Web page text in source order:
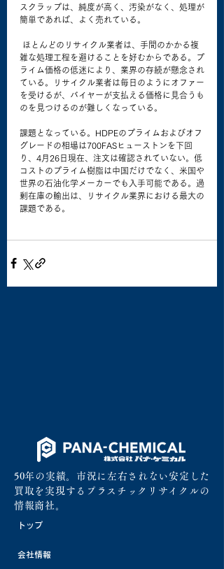
スクラップは、純度が高く、汚染がなく、処理が
簡単であれば、よく売れている。
雑な処理工程を避けることを好むからである。プ
ライム価格の低迷により、業界の存続が懸念され
ている。リサイクル業者は毎日のようにオファー
を受けるが、バイヤーが支払える価格に見合うも
のを見つけるのが難しくなっている。
課題となっている。HDPEのプライムおよびオフ
グレードの相場は700FASヒューストンを下回
り、4月26日現在、注文は確認されていない。低
コストのプライム樹脂は中国だけでなく、米国や
世界の石油化学メーカーでも入手可能である。過
剰在庫の輸出は、リサイクル業界における最大の
課題である。
50年の実績。市況に左右されない安定した
買取を実現するプラスチックリサイクルの
情報商社。
トップ
会社情報